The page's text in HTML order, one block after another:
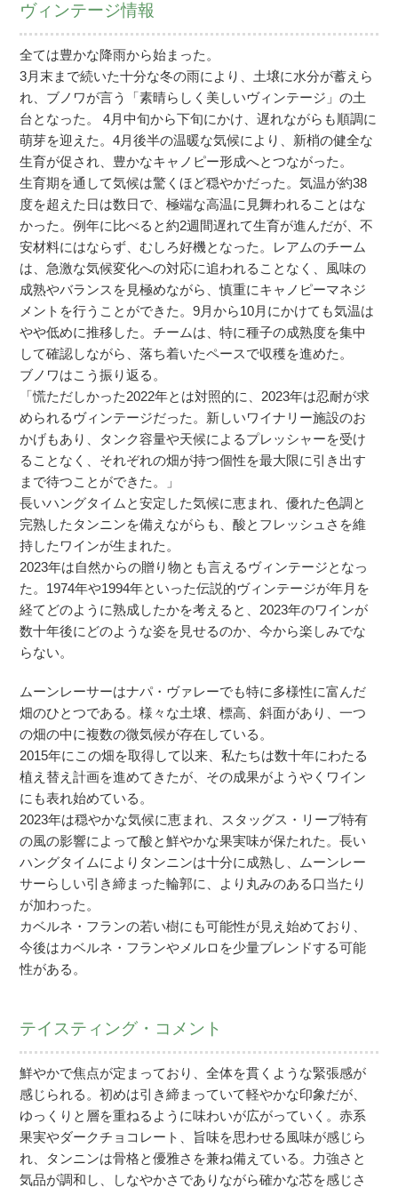
ヴィンテージ情報
全ては豊かな降雨から始まった。
3月末まで続いた十分な冬の雨により、土壌に水分が蓄えら
れ、ブノワが言う「素晴らしく美しいヴィンテージ」の土
台となった。 4月中旬から下旬にかけ、遅れながらも順調に
萌芽を迎えた。4月後半の温暖な気候により、新梢の健全な
生育が促され、豊かなキャノピー形成へとつながった。
生育期を通して気候は驚くほど穏やかだった。気温が約38
度を超えた日は数日で、極端な高温に見舞われることはな
かった。例年に比べると約2週間遅れて生育が進んだが、不
安材料にはならず、むしろ好機となった。レアムのチーム
は、急激な気候変化への対応に追われることなく、風味の
成熟やバランスを見極めながら、慎重にキャノピーマネジ
メントを行うことができた。9月から10月にかけても気温は
やや低めに推移した。チームは、特に種子の成熟度を集中
して確認しながら、落ち着いたペースで収穫を進めた。
ブノワはこう振り返る。
「慌ただしかった2022年とは対照的に、2023年は忍耐が求
められるヴィンテージだった。新しいワイナリー施設のお
かげもあり、タンク容量や天候によるプレッシャーを受け
ることなく、それぞれの畑が持つ個性を最大限に引き出す
まで待つことができた。」
長いハングタイムと安定した気候に恵まれ、優れた色調と
完熟したタンニンを備えながらも、酸とフレッシュさを維
持したワインが生まれた。
2023年は自然からの贈り物とも言えるヴィンテージとなっ
た。1974年や1994年といった伝説的ヴィンテージが年月を
経てどのように熟成したかを考えると、2023年のワインが
数十年後にどのような姿を見せるのか、今から楽しみでな
らない。
ムーンレーサーはナパ・ヴァレーでも特に多様性に富んだ
畑のひとつである。様々な土壌、標高、斜面があり、一つ
の畑の中に複数の微気候が存在している。
2015年にこの畑を取得して以来、私たちは数十年にわたる
植え替え計画を進めてきたが、その成果がようやくワイン
にも表れ始めている。
2023年は穏やかな気候に恵まれ、スタッグス・リープ特有
の風の影響によって酸と鮮やかな果実味が保たれた。長い
ハングタイムによりタンニンは十分に成熟し、ムーンレー
サーらしい引き締まった輪郭に、より丸みのある口当たり
が加わった。
カベルネ・フランの若い樹にも可能性が見え始めており、
今後はカベルネ・フランやメルロを少量ブレンドする可能
性がある。
テイスティング・コメント
鮮やかで焦点が定まっており、全体を貫くような緊張感が
感じられる。初めは引き締まっていて軽やかな印象だが、
ゆっくりと層を重ねるように味わいが広がっていく。赤系
果実やダークチョコレート、旨味を思わせる風味が感じら
れ、タンニンは骨格と優雅さを兼ね備えている。力強さと
気品が調和し、しなやかさでありながら確かな芯を感じさ